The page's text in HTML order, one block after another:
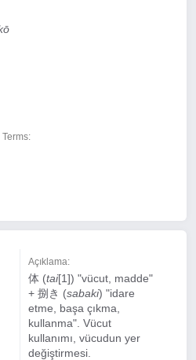
Açıklama:
体 (tai[1]) "vücut, madde"
+ 捌き (sabaki) "idare
etme, başa çıkma,
kullanma". Vücut
kullanımı, vücudun yer
değiştirmesi.